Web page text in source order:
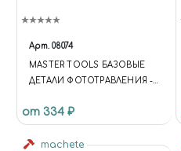
Арт. 08074
MASTER TOOLS БАЗОВЫЕ
ДЕТАЛИ ФОТОТРАВЛЕНИЯ -
от 334 ₽
machete